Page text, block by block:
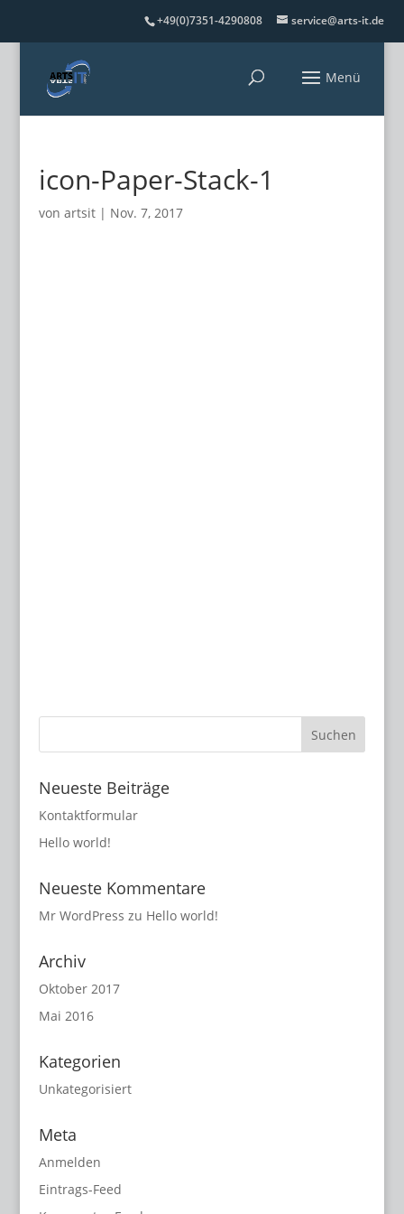
+49(0)7351-4290808 service@arts-it.de
icon-Paper-Stack-1
von artsit| Nov. 7, 2017
Neueste Beiträge
Kontaktformular
Hello world!
Neueste Kommentare
Mr WordPress zu Hello world!
Archiv
Oktober 2017
Mai 2016
Kategorien
Unkategorisiert
Meta
Anmelden
Eintrags-Feed